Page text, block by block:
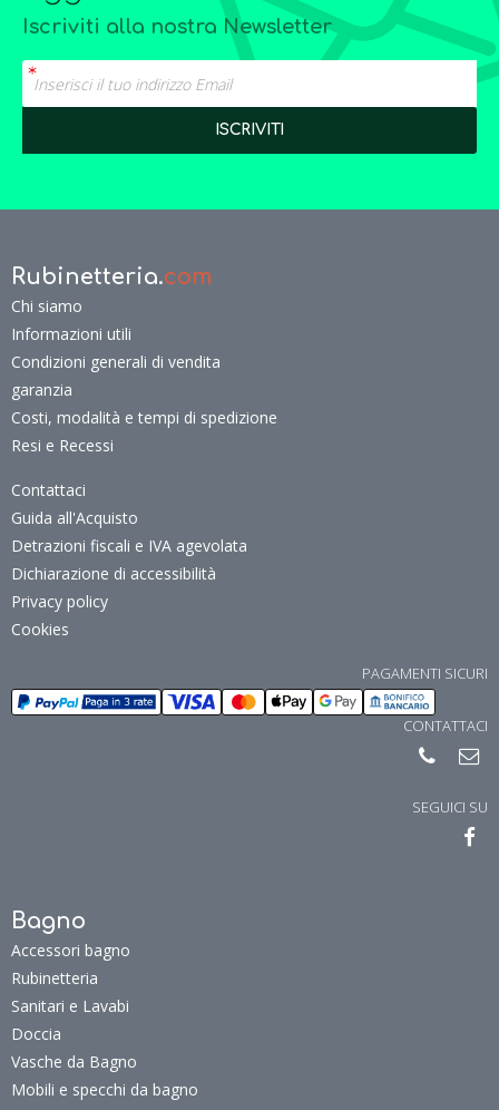
Iscriviti alla nostra Newsletter
Rubinetteria.com
Chi siamo
Informazioni utili
Condizioni generali di vendita
garanzia
Costi, modalità e tempi di spedizione
Resi e Recessi
Contattaci
Guida all'Acquisto
Detrazioni fiscali e IVA agevolata
Dichiarazione di accessibilità
Privacy policy
Cookies
PAGAMENTI SICURI
CONTATTACI
SEGUICI SU
Bagno
Accessori bagno
Rubinetteria
Sanitari e Lavabi
Doccia
Vasche da Bagno
Mobili e specchi da bagno